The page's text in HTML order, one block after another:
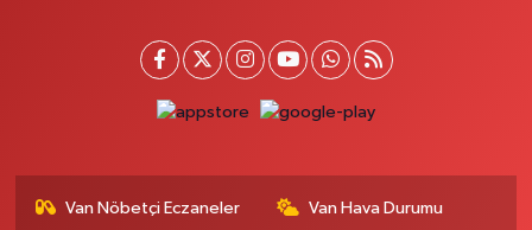
Kışla Mah.Çınarlı Cad.1038 Sk.No:93 3-4
0 (432) 354 37 36 Yol Tarifi Al
Van Nöbetçi Eczaneler Van Hava Durumu